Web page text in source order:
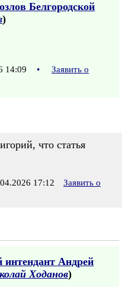
Белгородской
)
14:09 •
Заявить о
что статья
17:12
Заявить о
интендант Андрей
Ходанов)